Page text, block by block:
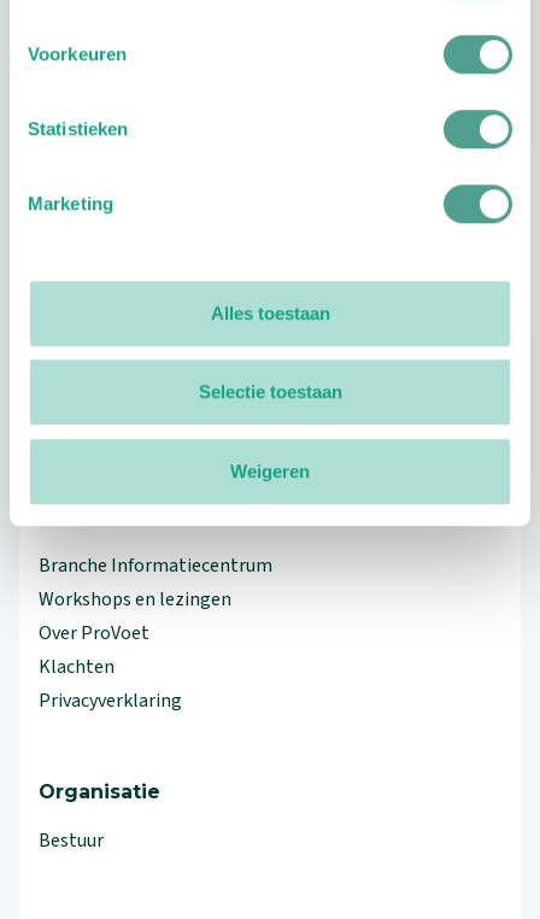
Voorkeuren
Statistieken
Marketing
Alles toestaan
Selectie toestaan
Weigeren
Footer
Volg ProVoet
linkedin(Let op uitgaande link)
facebook(Let op uitgaande link)
twitter(Let op uitgaande link)
instagram(Let op uitgaande link)
Branche Informatiecentrum
Workshops en lezingen
Over ProVoet
Klachten
Privacyverklaring
Organisatie
Bestuur